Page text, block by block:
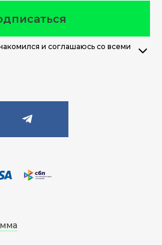
и соглашаюсь со всеми